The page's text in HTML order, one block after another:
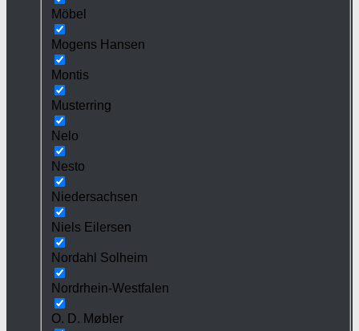
Möbel
Mogens Hansen
Montis
Musterring
Nelo
Nesto
Niedersachsen
Niels Eilersen
Nordahl Solheim
Nordrhein-Westfalen
O. D. Møbler